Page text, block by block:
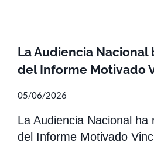
La Audiencia
del Informe Motivado
05/06/2026
La Audiencia Nacional ha
del Informe Motivado